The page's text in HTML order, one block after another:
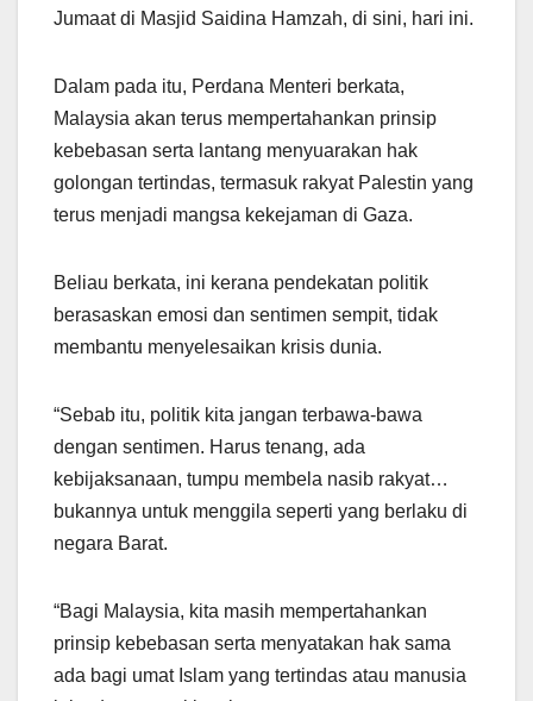
Jumaat di Masjid Saidina Hamzah, di sini, hari ini.
Dalam pada itu, Perdana Menteri berkata,
Malaysia akan terus mempertahankan prinsip
kebebasan serta lantang menyuarakan hak
golongan tertindas, termasuk rakyat Palestin yang
terus menjadi mangsa kekejaman di Gaza.
Beliau berkata, ini kerana pendekatan politik
berasaskan emosi dan sentimen sempit, tidak
membantu menyelesaikan krisis dunia.
“Sebab itu, politik kita jangan terbawa-bawa
dengan sentimen. Harus tenang, ada
kebijaksanaan, tumpu membela nasib rakyat…
bukannya untuk menggila seperti yang berlaku di
negara Barat.
“Bagi Malaysia, kita masih mempertahankan
prinsip kebebasan serta menyatakan hak sama
ada bagi umat Islam yang tertindas atau manusia